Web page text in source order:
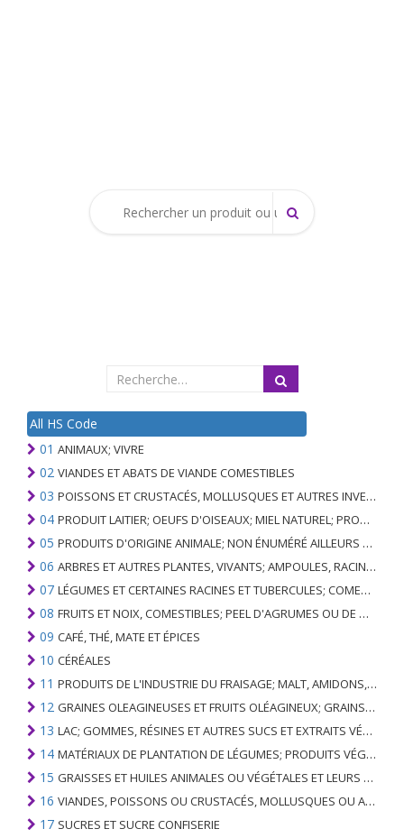
All HS Code
01 ANIMAUX; VIVRE
02 VIANDES ET ABATS DE VIANDE COMESTIBLES
03 POISSONS ET CRUSTACÉS, MOLLUSQUES ET AUTRES INVERTÉBRÉS AQUATIQUES
04 PRODUIT LAITIER; OEUFS D'OISEAUX; MIEL NATUREL; PRODUITS COMESTIBLES D'ORIGINE ANIMALE, NON ÉNUMÉRÉS AILLEURS OU INCLUS
05 PRODUITS D'ORIGINE ANIMALE; NON ÉNUMÉRÉ AILLEURS OU INCLUS
06 ARBRES ET AUTRES PLANTES, VIVANTS; AMPOULES, RACINES ET ANALOGUES; FLEURS COUPEES ET FEUILLAGE ORNEMENTAL
07 LÉGUMES ET CERTAINES RACINES ET TUBERCULES; COMESTIBLE
08 FRUITS ET NOIX, COMESTIBLES; PEEL D'AGRUMES OU DE MELONS
09 CAFÉ, THÉ, MATE ET ÉPICES
10 CÉRÉALES
11 PRODUITS DE L'INDUSTRIE DU FRAISAGE; MALT, AMIDONS, INULINE, GLUTEN DE BLÉ
12 GRAINES OLEAGINEUSES ET FRUITS OLÉAGINEUX; GRAINS DIVERS, GRAINES ET FRUITS, PLANTES INDUSTRIELLES OU MÉDICINALES; PAILLE ET FOURRAGE
13 LAC; GOMMES, RÉSINES ET AUTRES SUCS ET EXTRAITS VÉGÉTAUX
14 MATÉRIAUX DE PLANTATION DE LÉGUMES; PRODUITS VÉGÉTAUX NON DÉNOMMÉS NI COMPRIS AILLEURS
15 GRAISSES ET HUILES ANIMALES OU VÉGÉTALES ET LEURS PRODUITS DE CLIVAGE; GRAISSES ANIMALES PRÉPARÉES; CIRES ANIMALES OU VÉGÉTALES
16 VIANDES, POISSONS OU CRUSTACÉS, MOLLUSQUES OU AUTRES INVERTÉBRÉS AQUATIQUES; PRÉPARATIONS DE CELLES-CI
17 SUCRES ET SUCRE CONFISERIE